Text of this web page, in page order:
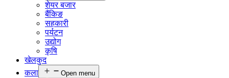
शेयर बजार
बैंकिङ
सहकारी
पर्यटन
उद्योग
कृषि
खेलकुद
कला
Open menu